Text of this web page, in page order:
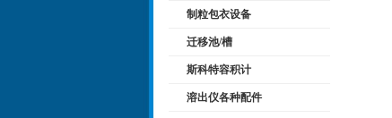
制粒包衣设备
迁移池/槽
斯科特容积计
溶出仪各种配件